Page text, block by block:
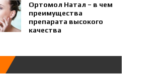
Ортомол Натал – в чем
преимущества
препарата высокого
качества